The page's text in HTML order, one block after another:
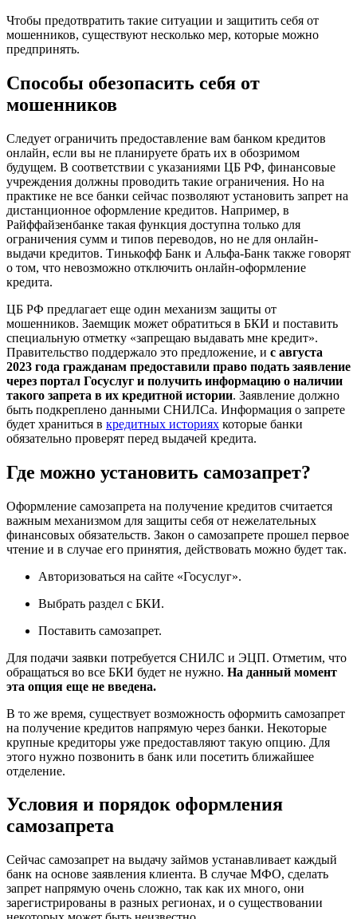
Чтобы предотвратить такие ситуации и защитить себя от
мошенников, существуют несколько мер, которые можно
предпринять.
Способы обезопасить себя от
мошенников
Cледует ограничить предоставление вам банком кредитов
онлайн, если вы не планируете брать их в обозримом
будущем. В соответствии с указаниями ЦБ РФ, финансовые
учреждения должны проводить такие ограничения. Но на
практике не все банки сейчас позволяют установить запрет на
дистанционное оформление кредитов. Например, в
Райффайзенбанке такая функция доступна только для
ограничения сумм и типов переводов, но не для онлайн-
выдачи кредитов. Тинькофф Банк и Альфа-Банк также говорят
о том, что невозможно отключить онлайн-оформление
кредита.
ЦБ РФ предлагает еще один механизм защиты от
мошенников. Заемщик может обратиться в БКИ и поставить
специальную отметку «запрещаю выдавать мне кредит».
Правительство поддержало это предложение, и с августа
2023 года гражданам предоставили право подать заявление
через портал Госуслуг и получить информацию о наличии
такого запрета в их кредитной истории. Заявление должно
быть подкреплено данными СНИЛСа. Информация о запрете
будет храниться в кредитных историях которые банки
обязательно проверят перед выдачей кредита.
Где можно установить самозапрет?
Оформление самозапрета на получение кредитов считается
важным механизмом для защиты себя от нежелательных
финансовых обязательств. Закон о самозапрете прошел первое
чтение и в случае его принятия, действовать можно будет так.
Авторизоваться на сайте «Госуслуг».
Выбрать раздел с БКИ.
Поставить самозапрет.
Для подачи заявки потребуется СНИЛС и ЭЦП. Отметим, что
обращаться во все БКИ будет не нужно. На данный момент
эта опция еще не введена.
В то же время, существует возможность оформить самозапрет
на получение кредитов напрямую через банки. Некоторые
крупные кредиторы уже предоставляют такую опцию. Для
этого нужно позвонить в банк или посетить ближайшее
отделение.
Условия и порядок оформления
самозапрета
Сейчас самозапрет на выдачу займов устанавливает каждый
банк на основе заявления клиента. В случае МФО, сделать
запрет напрямую очень сложно, так как их много, они
зарегистрированы в разных регионах, и о существовании